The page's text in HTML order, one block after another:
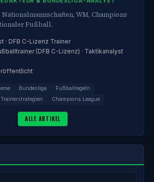
Nationalmannschaften, WM, Champions
Fußball.
· DFB C-Lizenz Trainer
(DFB C-Lizenz) · Taktikanalyst
Bundesliga
Fußballregeln
Trainerstrategien Champions League
ALLE ARTIKEL